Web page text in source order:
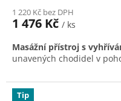
produktu
je
z
5
1 220 Kč bez DPH
1 476 Kč / ks
Masážní přístroj s
unavených chodidel v
Tip